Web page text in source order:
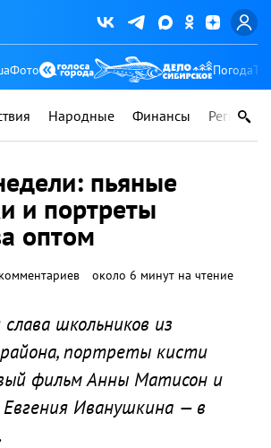
Фото Погода
Народные Финансы Регионы
пьяные
и портреты
оптом
около 6 минут на чтение
школьников из
портреты кисти
фильм Анны Матисон и
Иванушкина — в